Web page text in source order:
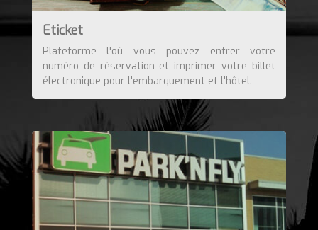
Eticket
Plateforme l'où vous pouvez entrer votre
numéro de réservation et imprimer votre billet
électronique pour l'embarquement et l'hôtel.